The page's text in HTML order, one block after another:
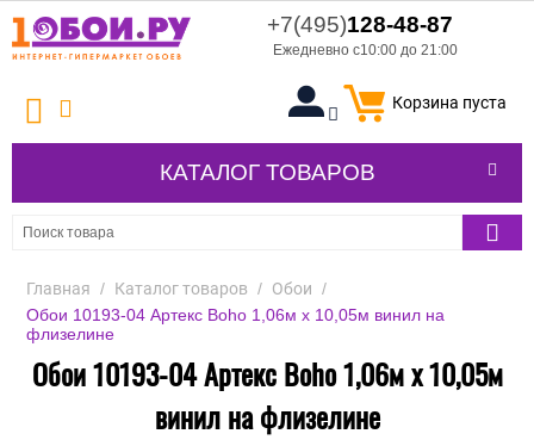
+7(495)128-48-87
Ежедневно с10:00 до 21:00
Корзина пуста
КАТАЛОГ ТОВАРОВ
Главная / Каталог товаров / Обои /
Обои 10193-04 Артекс Boho 1,06м х 10,05м винил на
флизелине
Обои 10193-04 Артекс Boho 1,06м х 10,05м
винил на флизелине